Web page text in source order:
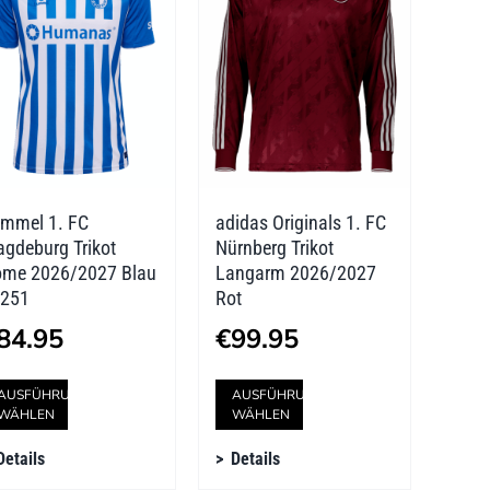
Die
Optionen
können
auf
Produktseite
gewählt
Die
Optionen
können
auf
Produktseite
gewählt
1. FC
Trikot
2026/2027 Blau
Dieses
Produkt
adidas Originals 1. FC
Nürnberg Trikot
Langarm 2026/2027
Rot
€99.95
AUSFÜHRUNG
WÄHLEN
Dieses
Produkt
Details